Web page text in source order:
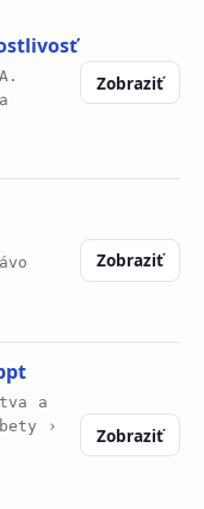
Zobraziť
Zobraziť
a
›
Zobraziť